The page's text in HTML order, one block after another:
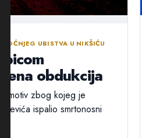
UBISTVA U NIKŠIĆU
obdukcija
motiv zbog kojeg je
ispalio smrtonosni